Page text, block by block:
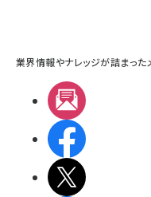
業界情報やナレッジが詰まった